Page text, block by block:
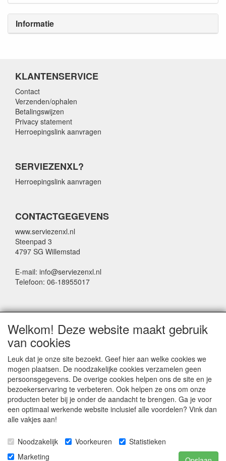
Informatie
KLANTENSERVICE
Contact
Verzenden/ophalen
Betalingswijzen
Privacy statement
Herroepingslink aanvragen
SERVIEZENXL?
Herroepingslink aanvragen
CONTACTGEGEVENS
www.serviezenxl.nl
Steenpad 3
4797 SG Willemstad
E-mail: info@serviezenxl.nl
Telefoon: 06-18955017
Voornaam
Achternaam
E-mail
Welkom! Deze website maakt gebruik
van cookies
Leuk dat je onze site bezoekt. Geef hier aan welke cookies we
mogen plaatsen. De noodzakelijke cookies verzamelen geen
persoonsgegevens. De overige cookies helpen ons de site en je
bezoekerservaring te verbeteren. Ook helpen ze ons om onze
producten beter bij je onder de aandacht te brengen. Ga je voor
een optimaal werkende website inclusief alle voordelen? Vink dan
alle vakjes aan!
Noodzakelijk Voorkeuren
Statistieken
Marketing